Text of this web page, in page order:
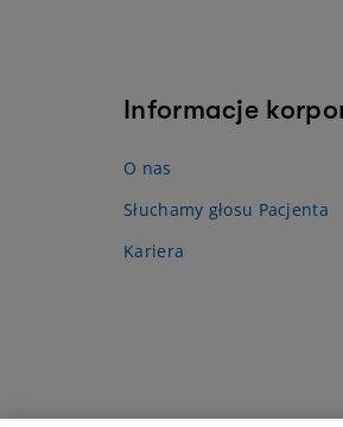
Informacje
O nas
Słuchamy głosu Pacjenta
Kariera